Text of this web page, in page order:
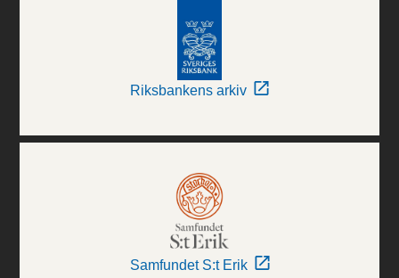
Riksbankens arkiv
Samfundet S:t Erik